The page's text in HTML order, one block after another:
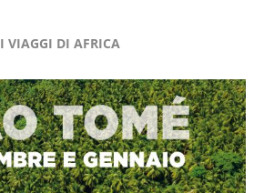
I VIAGGI DI AFRICA